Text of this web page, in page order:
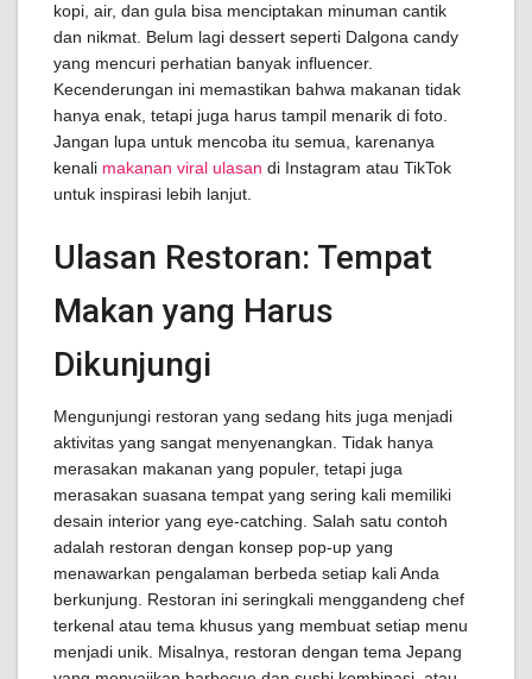
kopi, air, dan gula bisa menciptakan minuman cantik
dan nikmat. Belum lagi dessert seperti Dalgona candy
yang mencuri perhatian banyak influencer.
Kecenderungan ini memastikan bahwa makanan tidak
hanya enak, tetapi juga harus tampil menarik di foto.
Jangan lupa untuk mencoba itu semua, karenanya
kenali makanan viral ulasan di Instagram atau TikTok
untuk inspirasi lebih lanjut.
Ulasan Restoran: Tempat
Makan yang Harus
Dikunjungi
Mengunjungi restoran yang sedang hits juga menjadi
aktivitas yang sangat menyenangkan. Tidak hanya
merasakan makanan yang populer, tetapi juga
merasakan suasana tempat yang sering kali memiliki
desain interior yang eye-catching. Salah satu contoh
adalah restoran dengan konsep pop-up yang
menawarkan pengalaman berbeda setiap kali Anda
berkunjung. Restoran ini seringkali menggandeng chef
terkenal atau tema khusus yang membuat setiap menu
menjadi unik. Misalnya, restoran dengan tema Jepang